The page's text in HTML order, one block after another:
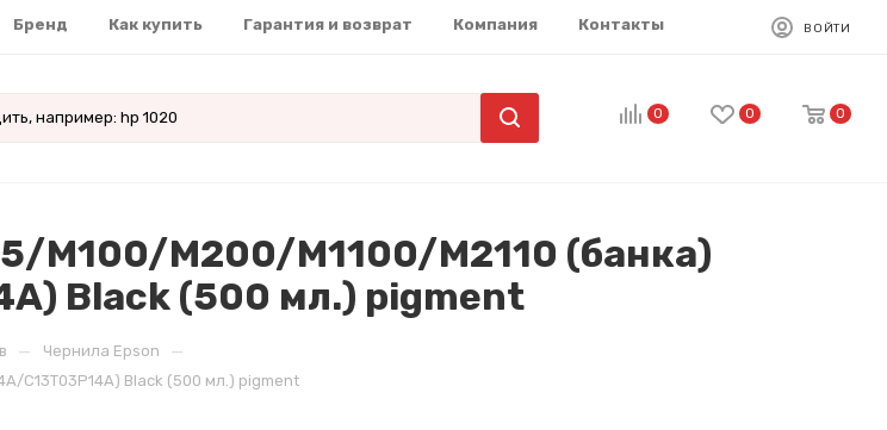
Бренд Как купить Гарантия и возврат Компания Контакты ВОЙТИ
0 0 0
M100/M200/M1100/M2110 (банка)
Black (500 мл.) pigment
— Чернила Epson —
C13T03P14A) Black (500 мл.) pigment